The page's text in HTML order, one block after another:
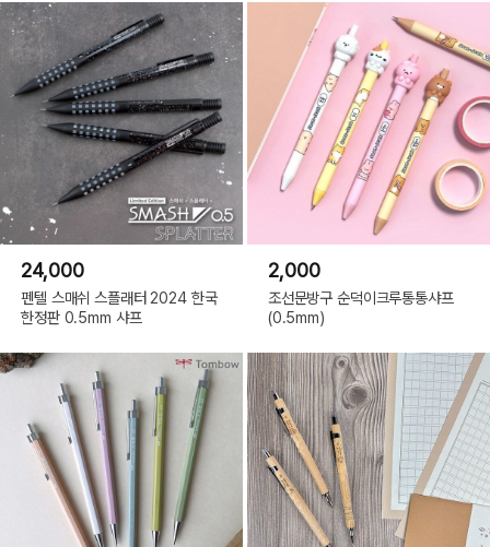
24,000
펜텔 스매쉬 스플래터 2024 한국
한정판 0.5mm 샤프
2,000
조선문방구 순덕이크루통통샤프
(0.5mm)